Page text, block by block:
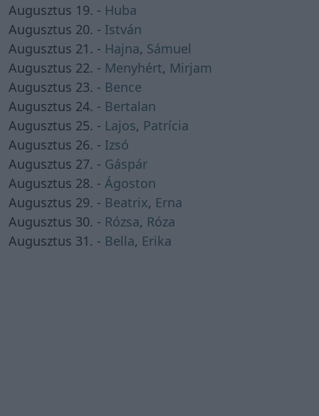
Augusztus 19. - Huba
Augusztus 20. - István
Augusztus 21. - Hajna, Sámuel
Augusztus 22. - Menyhért, Mirjam
Augusztus 23. - Bence
Augusztus 24. - Bertalan
Augusztus 25. - Lajos, Patrícia
Augusztus 26. - Izsó
Augusztus 27. - Gáspár
Augusztus 28. - Ágoston
Augusztus 29. - Beatrix, Erna
Augusztus 30. - Rózsa, Róza
Augusztus 31. - Bella, Erika